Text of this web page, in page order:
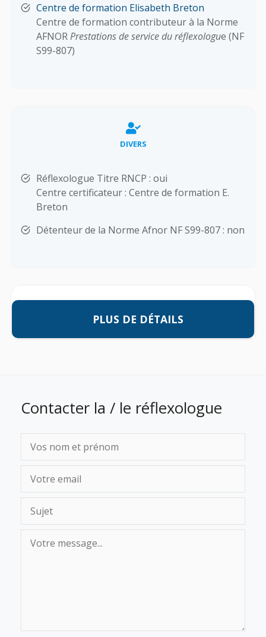
Centre de formation Elisabeth Breton
Centre de formation contributeur à la Norme
AFNORPrestations de service du réflexologue (NF
S99-807)
DIVERS
Réflexologue Titre RNCP : oui
Centre certificateur : Centre de formation E.
Breton
Détenteur de la Norme Afnor NF S99-807 : non
PLUS DE DÉTAILS
Contacter la / le réflexologue